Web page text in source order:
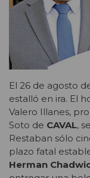
El 26 de agosto
estalló en ira. El
Valero Illanes,
Soto de CAVAL,
Restaban sólo
plazo fatal
Herman